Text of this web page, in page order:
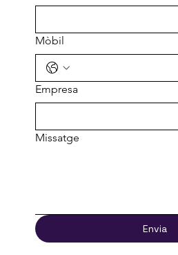
Mòbil
Empresa
Missatge
Envia